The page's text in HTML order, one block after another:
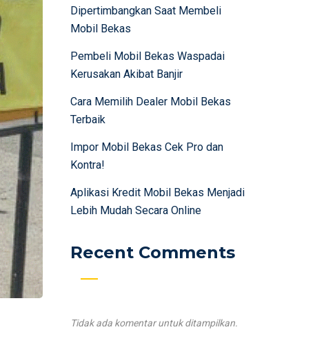
Dipertimbangkan Saat Membeli
Mobil Bekas
Pembeli Mobil Bekas Waspadai
Kerusakan Akibat Banjir
Cara Memilih Dealer Mobil Bekas
Terbaik
Impor Mobil Bekas Cek Pro dan
Kontra!
Aplikasi Kredit Mobil Bekas Menjadi
Lebih Mudah Secara Online
Recent Comments
Tidak ada komentar untuk ditampilkan.